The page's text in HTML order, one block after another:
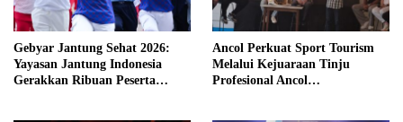
Gebyar Jantung Sehat 2026:
Yayasan Jantung Indonesia
Gerakkan Ribuan Peserta
Ancol Perkuat Sport Tourism
Melalui Kejuaraan Tinju
Profesional Ancol